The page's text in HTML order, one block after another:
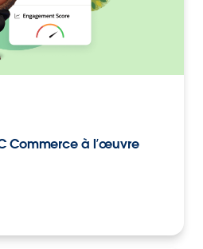
Commerce à l’œuvre